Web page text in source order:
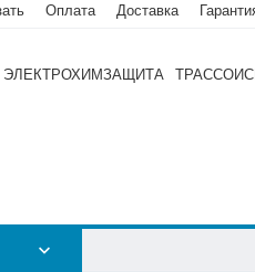
Оплата Доставка
ЭЛЕКТРОХИМЗАЩИТА